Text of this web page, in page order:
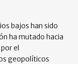
bajos han sido
ha mutado hacia
el
geopolíticos